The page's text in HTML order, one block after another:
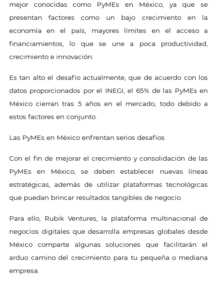
mejor conocidas como PyMEs en México, ya que se
presentan factores como un bajo crecimiento en la
economía en el país, mayores límites en el acceso a
financiamientos, lo que se une a poca productividad,
crecimiento e innovación.
Es tan alto el desafío actualmente, que de acuerdo con los
datos proporcionados por el INEGI, el 65% de las PyMEs en
México cierran tras 5 años en el mercado, todo debido a
estos factores en conjunto.
Las PyMEs en México enfrentan serios desafíos
Con el fin de mejorar el crecimiento y consolidación de las
PyMEs en México, se deben establecer nuevas líneas
estratégicas, además de utilizar plataformas tecnológicas
que puedan brincar resultados tangibles de negocio.
Para ello, Rubik Ventures, la plataforma multinacional de
negocios digitales que desarrolla empresas globales desde
México comparte algunas soluciones que facilitarán el
arduo camino del crecimiento para tu pequeña o mediana
empresa.